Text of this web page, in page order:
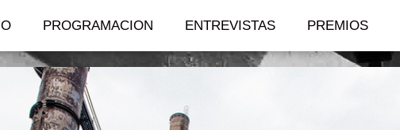
PROGRAMACION ENTREVISTAS PREMIOS